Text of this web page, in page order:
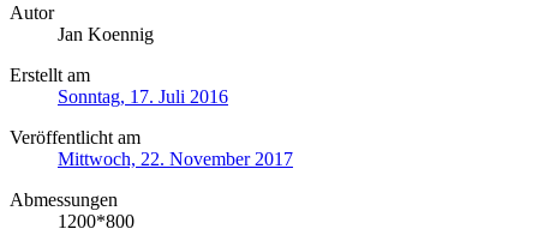
Autor
Jan Koennig
Erstellt am
Sonntag, 17. Juli 2016
Veröffentlicht am
Mittwoch, 22. November 2017
Abmessungen
1200*800